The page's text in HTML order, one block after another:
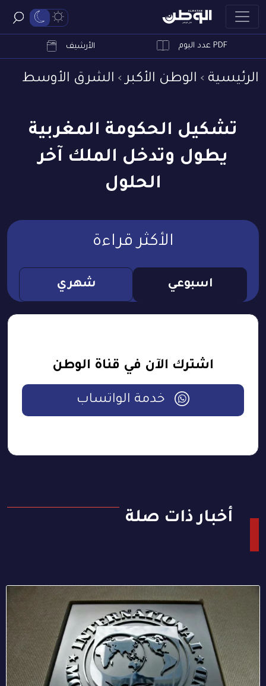
PDF عدد اليوم الأرشيف
الرئيسية الوطن الأكبر الشرق الأوسط
تشكيل الحكومة المغربية
يطول وتدخل الملك آخر
الحلول
الأكثر قراءة
اسبوعي شهري
اشترك الآن في قناة الوطن
خدمة الواتساب
أخبار ذات صلة